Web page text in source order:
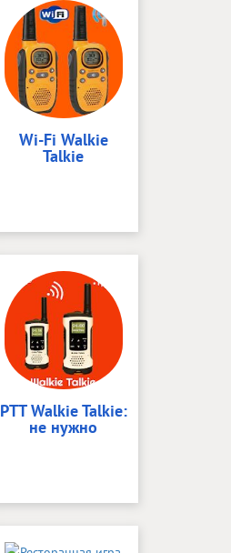
Wi-Fi Walkie
Talkie
PTT Walkie Talkie:
не нужно